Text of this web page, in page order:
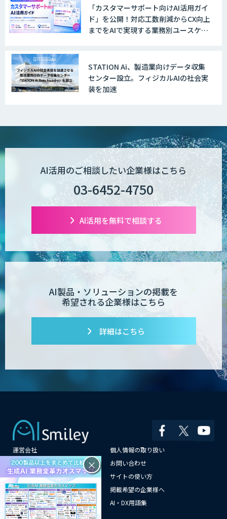
「カスタマーサポート向けAI活用ガイ
ド」を公開！対応工数削減からCX向上
までをAIで実現する業務別ユースケー
STATION Ai、製造業向けデータ収集
センター設立。フィジカルAIの社会実
装を加速
AI活用のご相談したい企業様はこちら
03-6452-4750
AI活用を無料で相談する
AI製品・ソリューションの掲載を
希望される企業様はこちら
詳細はこちら
運営会社
個人情報の取り扱い
よくある質問
お問い合わせ
メールマガジン登録
サイトの使い方
情報提供はこちらから
掲載希望の企業様へ
AI企業一覧
AI・DX用語集
サイトマップ
×